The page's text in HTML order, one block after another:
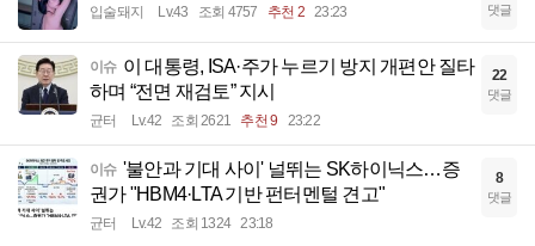
입술돼지 Lv.43 조회 4757 추천 2 23:23 댓글
이슈 이 대통령, ISA·주가 누르기 방지 개편안 질타
하며 “전면 재검토” 지시
균터 Lv.42 조회 2621 추천 9 23:22
22
댓글
이슈 '불안과 기대 사이' 널뛰는 SK하이닉스…증
권가 "HBM4·LTA 기반 펀터멘털 견고"
균터 Lv.42 조회 1324 23:18
8
댓글